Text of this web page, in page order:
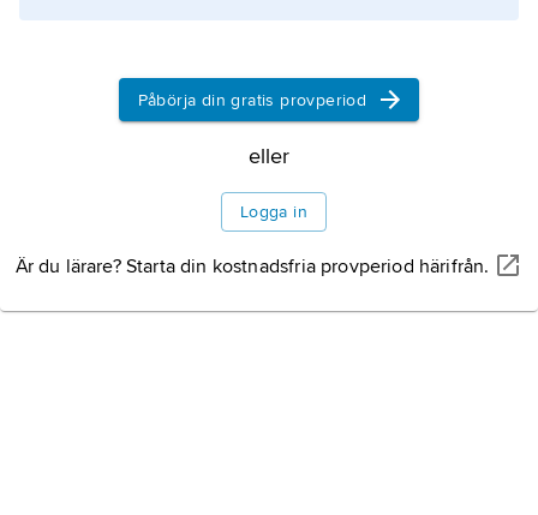
Påbörja din gratis provperiod
eller
Logga in
Är du lärare? Starta din kostnadsfria provperiod härifrån.